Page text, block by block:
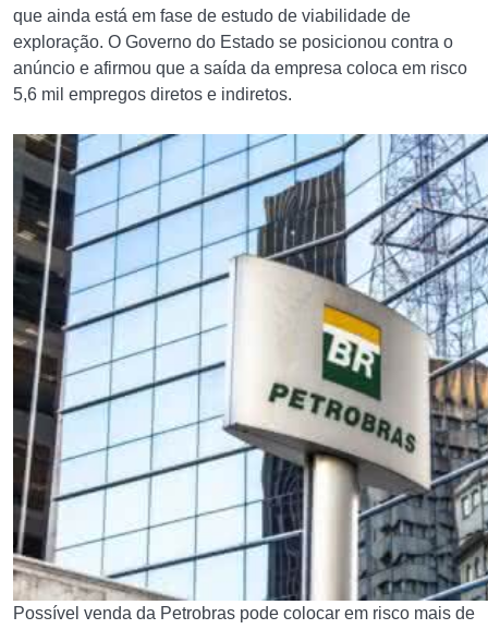
que ainda está em fase de estudo de viabilidade de
exploração. O Governo do Estado se posicionou contra o
anúncio e afirmou que a saída da empresa coloca em risco
5,6 mil empregos diretos e indiretos.
Possível venda da Petrobras pode colocar em risco mais de